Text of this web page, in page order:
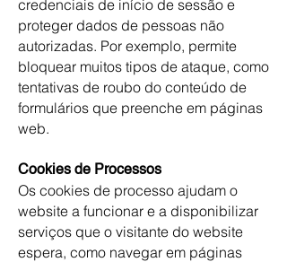
credenciais de início de sessão e
proteger dados de pessoas não
autorizadas. Por exemplo, permite
bloquear muitos tipos de ataque, como
tentativas de roubo do conteúdo de
formulários que preenche em páginas
web.
Cookies de Processos
Os cookies de processo ajudam o
website a funcionar e a disponibilizar
serviços que o visitante do website
espera, como navegar em páginas